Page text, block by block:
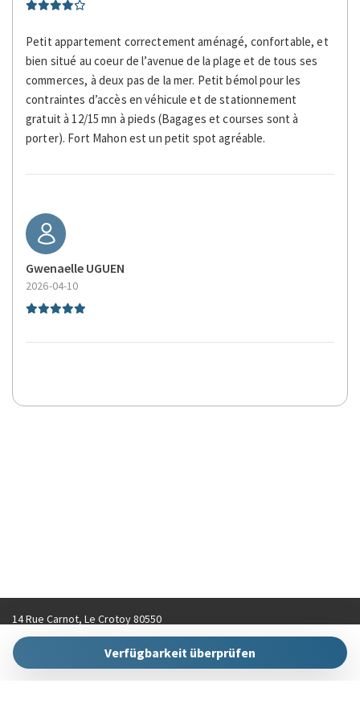
Boiler
Petit appartement correctement aménagé, confortable, et
bien situé au coeur de l’avenue de la plage et de tous ses
commerces, à deux pas de la mer. Petit bémol pour les
contraintes d’accès en véhicule et de stationnement
gratuit à 12/15 mn à pieds (Bagages et courses sont à
porter). Fort Mahon est un petit spot agréable.
Gwenaelle UGUEN
2026-04-10
Verfügbarkeit überprüfen
14 Rue Carnot, Le Crotoy 80550
contact@hellokeys.fr
+33 (0)3 22 31 92 70